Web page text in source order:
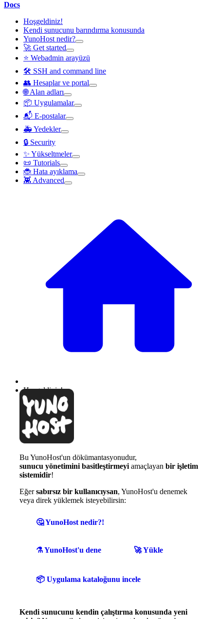
Docs
Hoşgeldiniz!
Kendi sunucunu barındırma konusunda
YunoHost nedir?
🚀 Get started
⭐ Webadmin arayüzü
🛠️ SSH and command line
👥 Hesaplar ve portal
🌐 Alan adları
📦 Uygulamalar
📬 E-postalar
🚑 Yedekler
🔒 Security
✨ Yükseltmeler
📜 Tutorials
🐞 Hata ayıklama
👾 Advanced
Hoşgeldiniz!
Bu YunoHost'un dökümantasyonudur,
sunucu yönetimini basitleştirmeyi amaçlayan bir işletim
sistemidir!
Eğersabırsız bir kullanıcıysan, YunoHost'u denemek
veya direk yüklemek isteyebilirsin:
🤔 YunoHost nedir?!
⚗️ YunoHost'u dene 🚀 Yükle
📦 Uygulama kataloğunu incele
Kendi sunucunu kendin çalıştırma konusunda yeni